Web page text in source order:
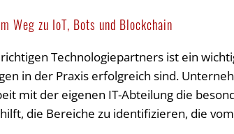
Weg zu IoT, Bots und Blockchain
Technologiepartners ist ein
in der Praxis erfolgreich sind.
mit der eigenen IT-Abteilung die
die Bereiche zu identifizieren, die